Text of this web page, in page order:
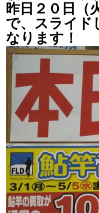
昨日２０日（
で、スライド
なります！